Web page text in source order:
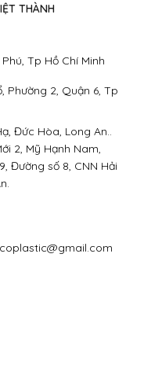
Tp Hồ Chí Minh
THÀNH
Đức Hòa, Long An..
2, Mỹ Hạnh Nam,
Đường số 8, CNN Hải
Phường 2, Quận 6, Tp